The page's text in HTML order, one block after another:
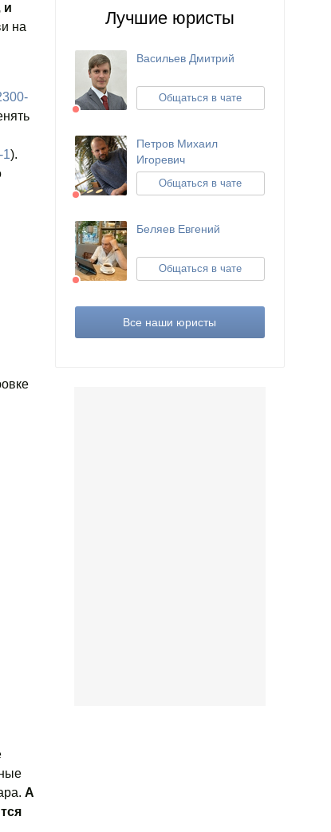
и
на
1).
А
Лучшие юристы
Васильев Дмитрий
Общаться в чате
Петров Михаил
Игоревич
Общаться в чате
Беляев Евгений
Общаться в чате
Все наши юристы